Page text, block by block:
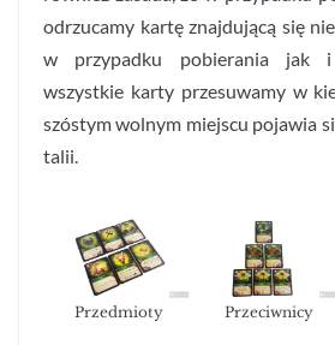
odrzucamy kartę znajdującą się
w przypadku pobierania jak i
wszystkie karty przesuwamy w
szóstym wolnym miejscu pojawia
talii.
Przedmioty Przeciwnicy